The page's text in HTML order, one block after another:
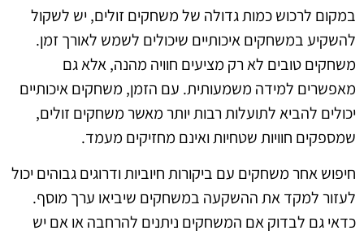
במקום לרכוש כמות גדולה של משחקים זולים, יש לשקול
להשקיע במשחקים איכותיים שיכולים לשמש לאורך זמן.
משחקים טובים לא רק מציעים חוויה מהנה, אלא גם
מאפשרים למידה משמעותית. עם הזמן, משחקים איכותיים
יכולים להביא לתועלות רבות יותר מאשר משחקים זולים,
שמספקים חוויות שטחיות ואינם מחזיקים מעמד.
חיפוש אחר משחקים עם ביקורות חיוביות ודרוגים גבוהים יכול
לעזור למקד את ההשקעה במשחקים שיביאו ערך מוסף.
כדאי גם לבדוק אם המשחקים ניתנים להרחבה או אם יש